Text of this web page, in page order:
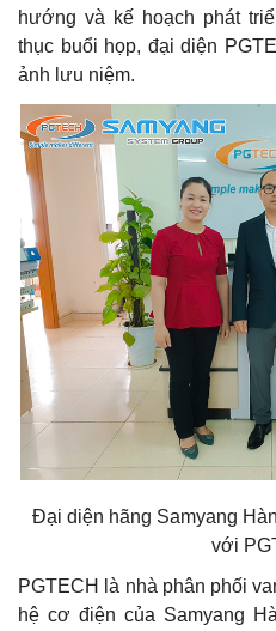
hướng và kế hoạch phát
thục buổi họp, đại diện
ảnh lưu niệm.
Đại diện hãng Samyang
với
PGTECH là nhà phân phối
hệ cơ điện của Samyang